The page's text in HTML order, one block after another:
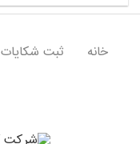
خانه ثبت شکایات